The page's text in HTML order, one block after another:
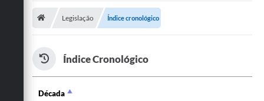
Legislação Índice cronológico
Índice Cronológico
Década